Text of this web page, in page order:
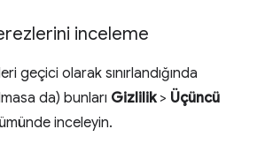
inceleme
geçici olarak sınırlandığında
da) bunları Gizlilik> Üçüncü
inceleyin.